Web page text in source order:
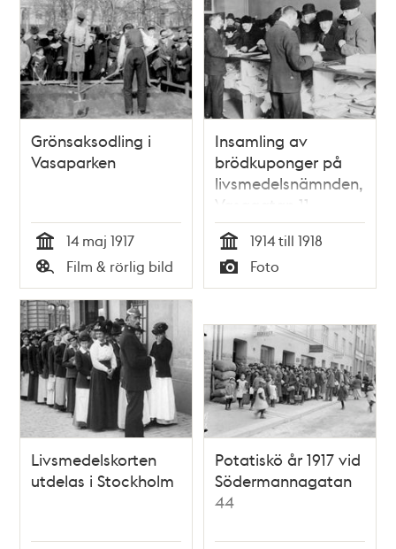
Grönsaksodling i
Vasaparken
Tid
14 maj 1917
Typ
Film & rörlig bild
Insamling av
brödkuponger på
livsmedelsnämnden,
Vasagatan 11
Tid
1914 till 1918
Typ
Foto
Livsmedelskorten
utdelas i Stockholm
Potatiskö år 1917 vid
Södermannagatan
44